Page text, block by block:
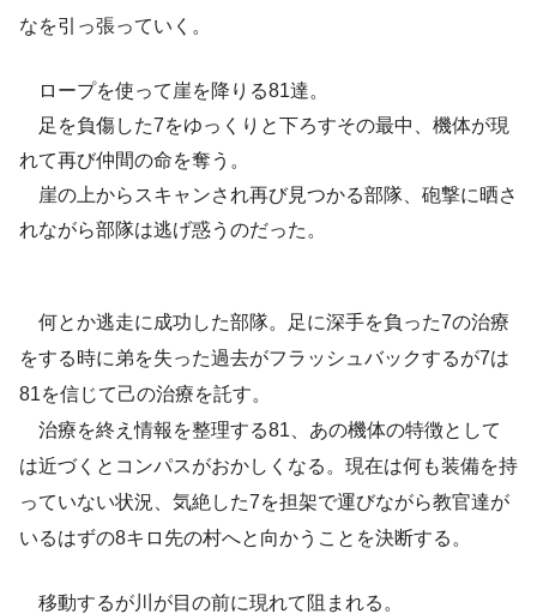
なを引っ張っていく。
ロープを使って崖を降りる81達。
足を負傷した7をゆっくりと下ろすその最中、機体が現
れて再び仲間の命を奪う。
崖の上からスキャンされ再び見つかる部隊、砲撃に晒さ
れながら部隊は逃げ惑うのだった。
何とか逃走に成功した部隊。足に深手を負った7の治療
をする時に弟を失った過去がフラッシュバックするが7は
81を信じて己の治療を託す。
治療を終え情報を整理する81、あの機体の特徴として
は近づくとコンパスがおかしくなる。現在は何も装備を持
っていない状況、気絶した7を担架で運びながら教官達が
いるはずの8キロ先の村へと向かうことを決断する。
移動するが川が目の前に現れて阻まれる。